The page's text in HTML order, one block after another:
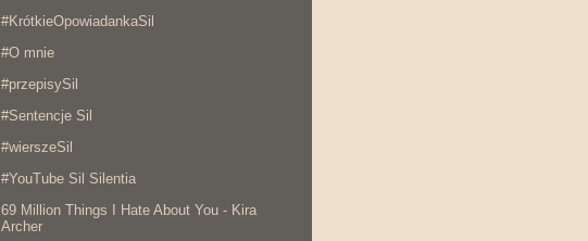
#KrótkieOpowiadankaSil
#O mnie
#przepisySil
#Sentencje Sil
#wierszeSil
#YouTube Sil Silentia
69 Million Things I Hate About You - Kira
Archer